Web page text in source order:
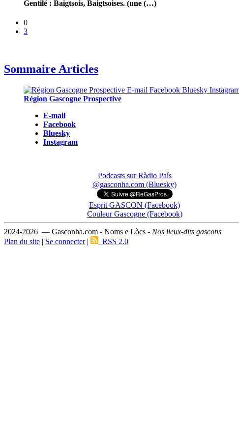
Gentilé : Baigtsois, Baigtsoises. (une (…)
0
3
Sommaire Articles
Région Gascogne Prospective
E-mail
Facebook
Bluesky
Instagram
Podcasts sur Ràdio País
@gasconha.com (Bluesky)
Esprit GASCON (Facebook)
Couleur Gascogne (Facebook)
2024-2026 — Gasconha.com - Noms e Lòcs - Nos lieux-dits gascons
Plan du site | Se connecter| RSS 2.0